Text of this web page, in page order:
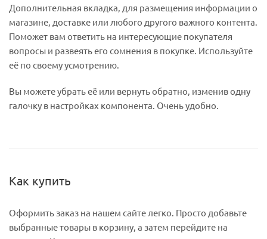
Дополнительная вкладка, для размещения информации о
магазине, доставке или любого другого важного контента.
Поможет вам ответить на интересующие покупателя
вопросы и развеять его сомнения в покупке. Используйте
её по своему усмотрению.
Вы можете убрать её или вернуть обратно, изменив одну
галочку в настройках компонента. Очень удобно.
Как купить
Оформить заказ на нашем сайте легко. Просто добавьте
выбранные товары в корзину, а затем перейдите на